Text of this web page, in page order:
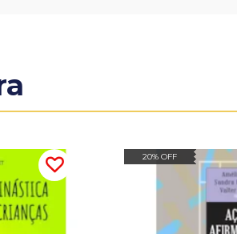
20% OFF